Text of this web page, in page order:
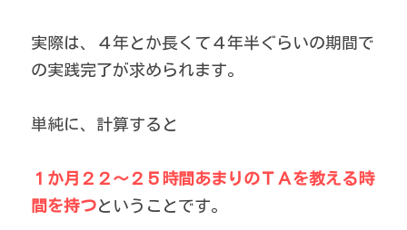
実際は、４年とか長くて４年半ぐらいの期間で
の実践完了が求められます。
単純に、計算すると
１か月２２～２５時間あまりのＴＡを教える時
間を持つということです。